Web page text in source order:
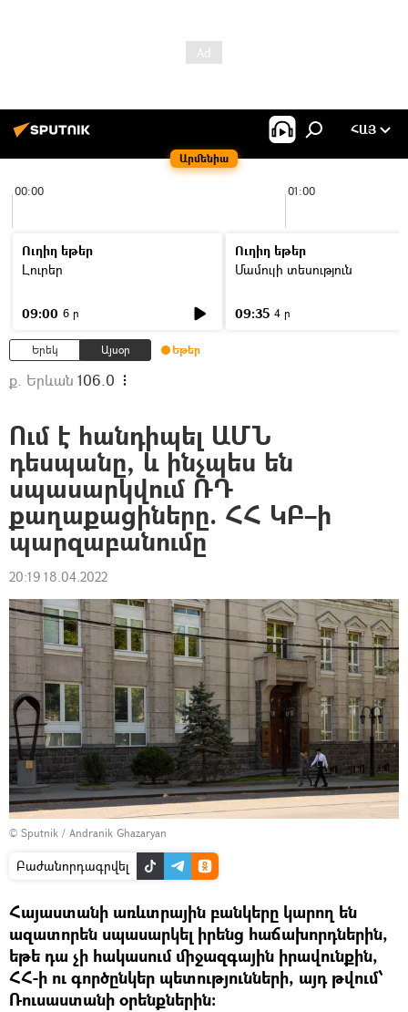
Արմենիա
ՀԱՅ
00:00 01:00
Ուղիղ եթեր
Լուրեր
09:00 6 ր
Ուղիղ եթեր
Մամուլի տեսություն
09:35 4 ր
Երեկ Այսօր Եթեր
ք. Երևան 106.0
Ում է հանդիպել ԱՄՆ
դեսպանը, և ինչպես են
սպասարկվում ՌԴ
քաղաքացիները. ՀՀ ԿԲ–ի
պարզաբանումը
20:19 18.04.2022
© Sputnik / Andranik Ghazaryan
Բաժանորդագրվել
Հայաստանի առևտրային բանկերը կարող են
ազատորեն սպասարկել իրենց հաճախորդներին,
եթե դա չի հակասում միջազգային իրավունքին,
ՀՀ-ի ու գործընկեր պետությունների, այդ թվում՝
Ռուսաստանի օրենքներին։